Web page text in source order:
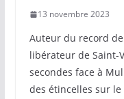
13 novembre 2023
Auteur du record
libérateur de Saint-
secondes face à
des étincelles sur